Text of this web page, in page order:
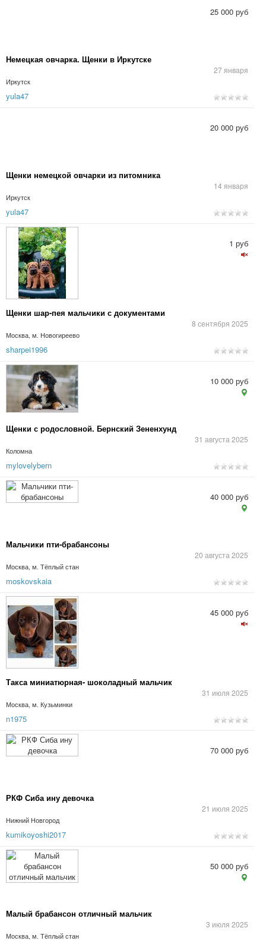
Немецкая овчарка. Щенки в Иркутске
27 января
Иркутск
25 000 руб
yula47
Щенки немецкой овчарки из питомника
14 января
Иркутск
20 000 руб
yula47
Щенки шар-пея мальчики с документами
8 сентября 2025
Москва, м. Новогиреево
1 руб
sharpei1996
Щенки с родословной. Бернский Зененхунд
31 августа 2025
Коломна
10 000 руб
mylovelybern
Мальчики пти-брабансоны
20 августа 2025
Москва, м. Тёплый стан
40 000 руб
moskovskaia
Такса миниатюрная- шоколадный мальчик
31 июля 2025
Москва, м. Кузьминки
45 000 руб
n1975
РКФ Сиба ину девочка
21 июля 2025
Нижний Новгород
70 000 руб
kumikoyoshi2017
Малый брабансон отличный мальчик
3 июля 2025
Москва, м. Тёплый стан
50 000 руб